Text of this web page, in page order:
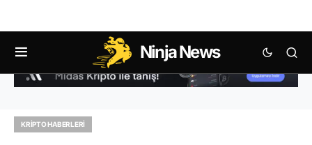
Ninja News
KRIPTO HABERLERI